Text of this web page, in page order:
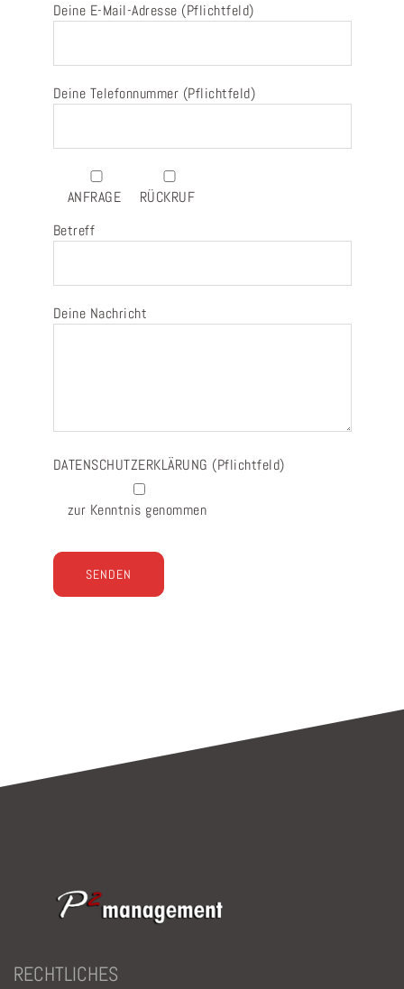
Deine E-Mail-Adresse (Pflichtfeld)
Deine Telefonnummer (Pflichtfeld)
ANFRAGE
RÜCKRUF
Betreff
Deine Nachricht
DATENSCHUTZERKLÄRUNG (Pflichtfeld)
zur Kenntnis genommen
RECHTLICHES